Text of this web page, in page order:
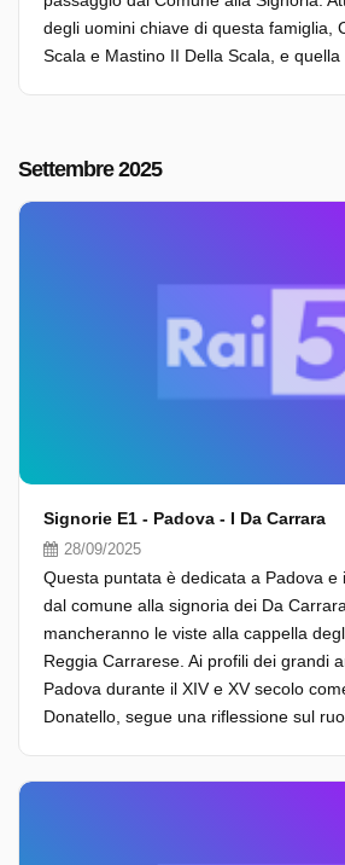
degli uomini chiave di questa famiglia,
Scala e Mastino II Della Scala, e quella
Settembre 2025
Signorie E1 - Padova - I Da Carrara
28/09/2025
Questa puntata è dedicata a Padova e
dal comune alla signoria dei Da
mancheranno le viste alla cappella
Reggia Carrarese. Ai profili dei grandi
Padova durante il XIV e XV secolo
Donatello, segue una riflessione sul